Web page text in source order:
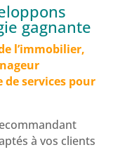
gagnante
l’immobilier,
services pour
à vos clients